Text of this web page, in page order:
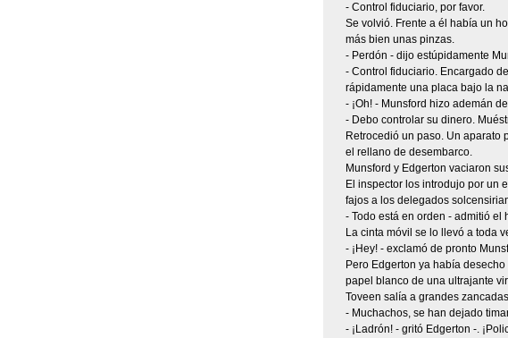
- Control fiduciario, por favor.
Se volvió. Frente a él había un
más bien unas pinzas.
- Perdón - dijo estúpidamente
- Control fiduciario. Encargado
rápidamente una placa bajo la
- ¡Oh! - Munsford hizo ademán
- Debo controlar su dinero.
Retrocedió un paso. Un aparato
el rellano de desembarco.
Munsford y Edgerton vaciaron
El inspector los introdujo por un
fajos a los delegados
- Todo está en orden - admitió
La cinta móvil se lo llevó a toda
- ¡Hey! - exclamó de pronto
Pero Edgerton ya había
papel blanco de una ultrajante
Toveen salía a grandes
- Muchachos, se han dejado
- ¡Ladrón! - gritó Edgerton -.